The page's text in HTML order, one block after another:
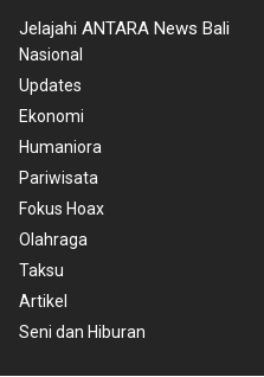
Jelajahi ANTARA News Bali
Nasional
Updates
Ekonomi
Humaniora
Pariwisata
Fokus Hoax
Olahraga
Taksu
Artikel
Seni dan Hiburan